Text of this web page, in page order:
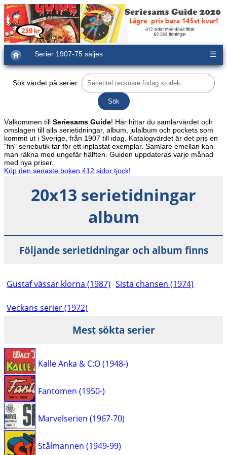
Serier 1907-75 säljes ☰
Sök värdet på serier:
Välkommen till Seriesams Guide! Här hittar du samlarvärdet och
omslagen till alla serietidningar, album, julalbum och pockets som
kommit ut i Sverige, från 1907 till idag. Katalogvärdet är det pris en
"fin" seriebutik tar för ett inplastat exemplar. Samlare emellan kan
man räkna med ungefär hälften. Guiden uppdateras varje månad
med nya priser.
Köp den senaste boken 412 sidor tjock!
20x13 serietidningar
album
Följande serietidningar och album finns
Gustaf vässar klorna (1987) Sista chansen (1974)
Veckans serier (1972)
Mest sökta serier
Kalle Anka & C:O (1948-)
Fantomen (1950-)
Marvelserien (1967-70)
Stålmannen (1949-99)